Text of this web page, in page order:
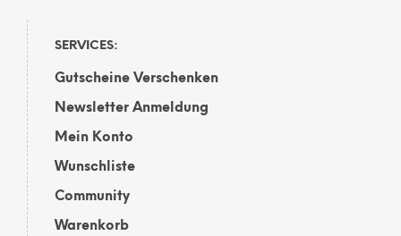
SERVICES:
Gutscheine Verschenken
Newsletter Anmeldung
Mein Konto
Wunschliste
Community
Warenkorb